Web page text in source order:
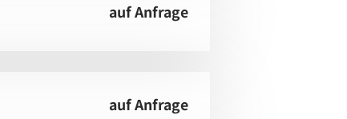
auf Anfrage
auf Anfrage